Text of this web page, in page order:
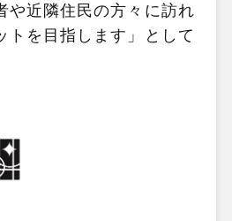
や近隣住民の方々に訪れ
トを目指します」として